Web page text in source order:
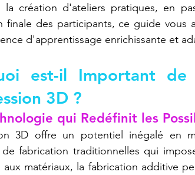
la création d'ateliers pratiques, en
finale des participants, ce guide
d'apprentissage enrichissante et
est-il Important
3D ?
qui Redéfinit les
3D offre un potentiel inégalé en
fabrication traditionnelles qui
aux matériaux, la fabrication additive